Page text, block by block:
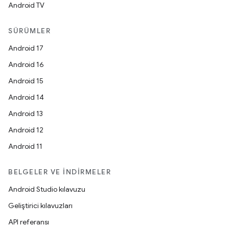
Android TV
SÜRÜMLER
Android 17
Android 16
Android 15
Android 14
Android 13
Android 12
Android 11
BELGELER VE İNDIRMELER
Android Studio kılavuzu
Geliştirici kılavuzları
API referansı